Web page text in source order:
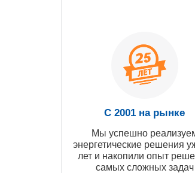
С 2001 на рынке
Мы успешно
энергетические решения
лет и накопили опыт
самых сложных задач